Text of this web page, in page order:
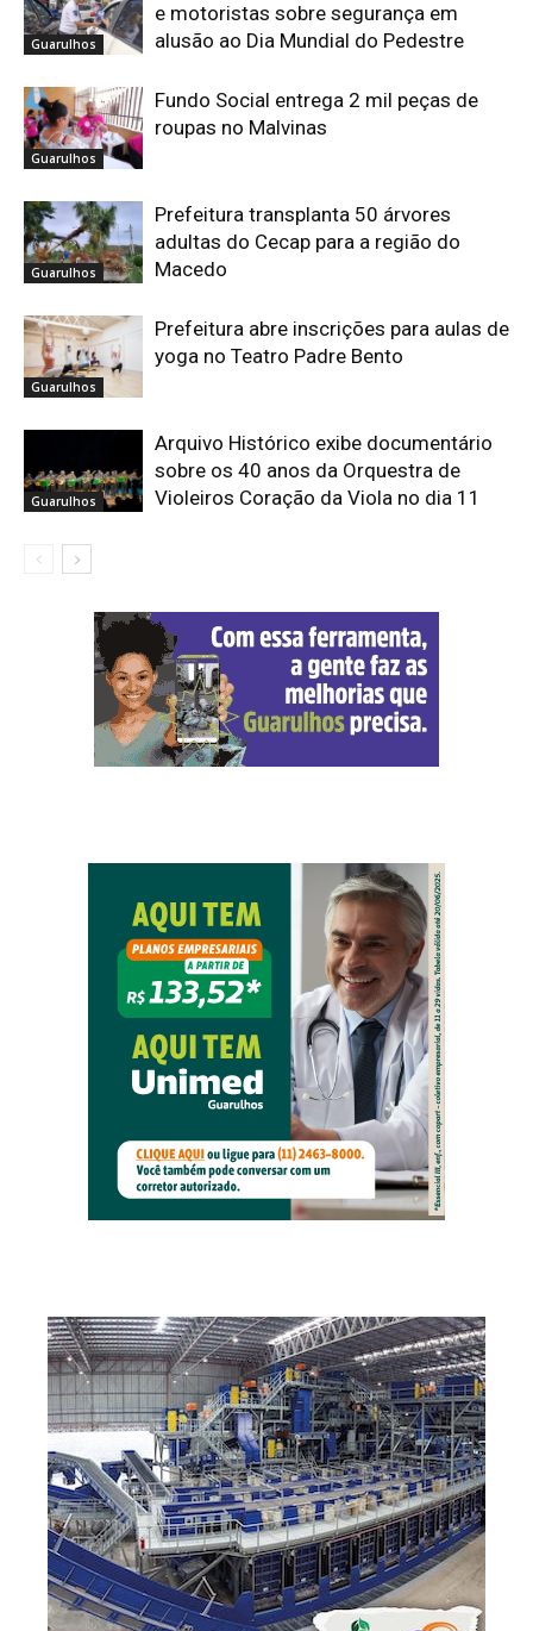
Guarulhos
e motoristas sobre segurança em
alusão ao Dia Mundial do Pedestre
Guarulhos
Fundo Social entrega 2 mil peças de
roupas no Malvinas
Guarulhos
Prefeitura transplanta 50 árvores
adultas do Cecap para a região do
Macedo
Guarulhos
Prefeitura abre inscrições para aulas de
yoga no Teatro Padre Bento
Guarulhos
Arquivo Histórico exibe documentário
sobre os 40 anos da Orquestra de
Violeiros Coração da Viola no dia 11